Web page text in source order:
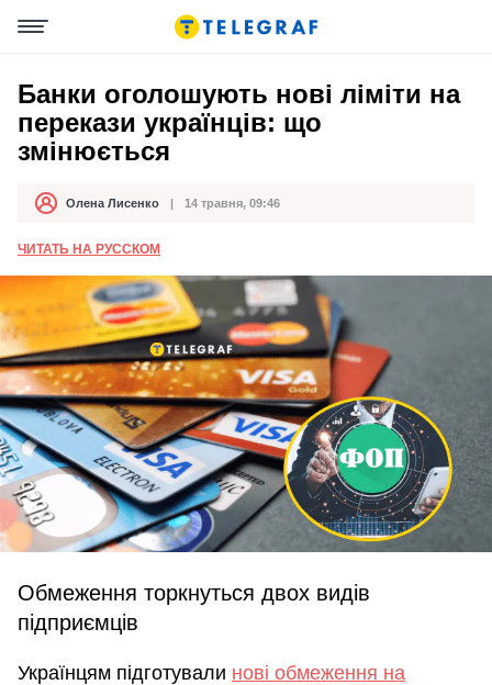
Банки оголошують нові ліміти на
перекази українців: що
змінюється
АвторОлена Лисенко
Дата публікації 14 травня, 09:46
ЧИТАТЬ НА РУССКОМ
Обмеження торкнуться двох видів
підприємців
Українцям підготували нові обмеження на